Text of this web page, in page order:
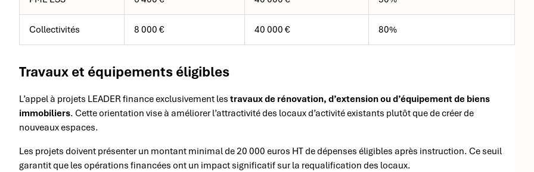
Collectivités 8 000 € 40 000 € 80%
Travaux et équipements éligibles
L’appel à projets LEADER finance exclusivement les travaux de rénovation, d’extension ou d’équipement de biens
immobiliers. Cette orientation vise à améliorer l’attractivité des locaux d’activité existants plutôt que de créer de
nouveaux espaces.
Les projets doivent présenter un montant minimal de 20 000 euros HT de dépenses éligibles après instruction. Ce seuil
garantit que les opérations financées ont un impact significatif sur la requalification des locaux.